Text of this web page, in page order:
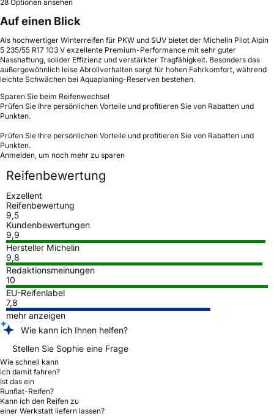
28 Optionen ansehen
Auf einen Blick
Als hochwertiger Winterreifen für PKW und SUV bietet der Michelin Pilot Alpin
5 235/55 R17 103 V exzellente Premium-Performance mit sehr guter
Nasshaftung, solider Effizienz und verstärkter Tragfähigkeit. Besonders das
außergewöhnlich leise Abrollverhalten sorgt für hohen Fahrkomfort, während
leichte Schwächen bei Aquaplaning-Reserven bestehen.
Sparen Sie beim Reifenwechsel
Prüfen Sie Ihre persönlichen Vorteile und profitieren Sie von Rabatten und
Punkten.
Prüfen Sie Ihre persönlichen Vorteile und profitieren Sie von Rabatten und
Punkten.
Anmelden, um noch mehr zu sparen
Reifenbewertung
Exzellent
Reifenbewertung
9,5
Kundenbewertungen
9,9
Hersteller Michelin
9,8
Redaktionsmeinungen
10
EU-Reifenlabel
7,8
mehr anzeigen
Wie kann ich Ihnen helfen?
Stellen Sie Sophie eine Frage
Wie schnell kann
ich damit fahren?
Ist das ein
Runflat-Reifen?
Kann ich den Reifen zu
einer Werkstatt liefern lassen?